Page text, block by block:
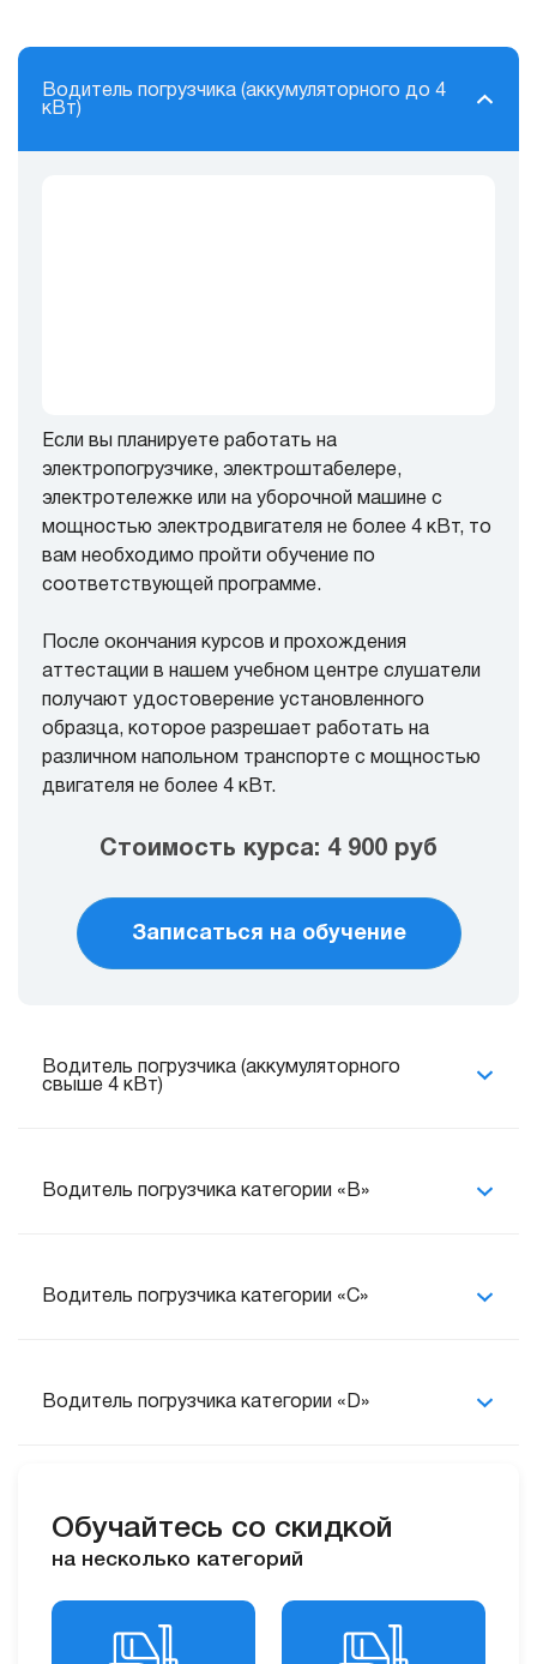
Водитель погрузчика (аккумуляторного до 4
кВт)
Если вы планируете работать на
электропогрузчике, электроштабелере,
электротележке или на уборочной машине с
мощностью электродвигателя не более 4 кВт, то
вам необходимо пройти обучение по
соответствующей программе.
После окончания курсов и прохождения
аттестации в нашем учебном центре слушатели
получают удостоверение установленного
образца, которое разрешает работать на
различном напольном транспорте с мощностью
двигателя не более 4 кВт.
Стоимость курса: 4 900 руб
Записаться на обучение
Водитель погрузчика (аккумуляторного
свыше 4 кВт)
Водитель погрузчика категории «В»
Водитель погрузчика категории «С»
Водитель погрузчика категории «D»
Обучайтесь со скидкой
на несколько категорий